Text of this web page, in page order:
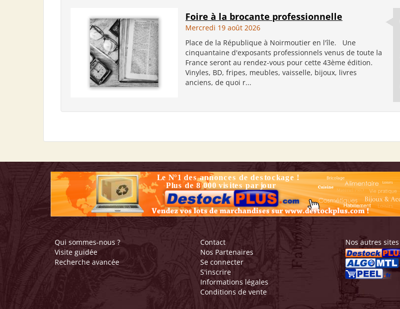
Foire à la brocante professionnelle
Mercredi 19 août 2026
Place de la République à Noirmoutier en l'île. Une
cinquantaine d'exposants professionnels venus de toute la
France seront au rendez-vous pour cette 43ème édition.
Vinyles, BD, fripes, meubles, vaisselle, bijoux, livres
anciens, de quoi r...
Qui sommes-nous ?
Visite guidée
Recherche avancée
Contact
Nos Partenaires
Se connecter
S'inscrire
Informations légales
Conditions de vente
Nos autres sites